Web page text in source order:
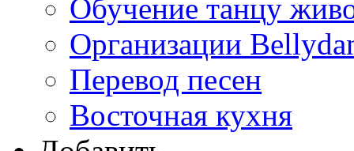
Обучение танцу
Организации
Перевод песен
Восточная кухня